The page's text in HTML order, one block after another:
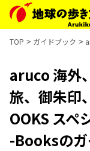
TOP ガイドブック
aruco 海外
旅、御朱印
OOKS スペ
-Booksの